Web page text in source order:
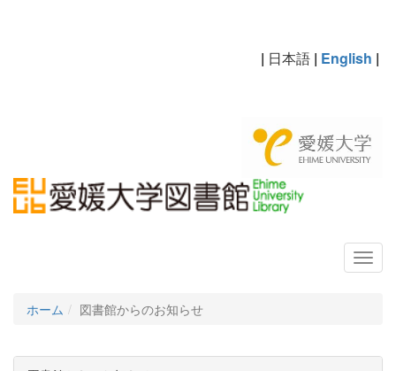
| 日本語 | English |
ホーム 図書館からのお知らせ